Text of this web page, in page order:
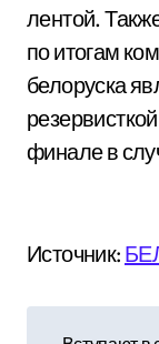
лентой.
по итогам
белоруска
финале в
Источник: